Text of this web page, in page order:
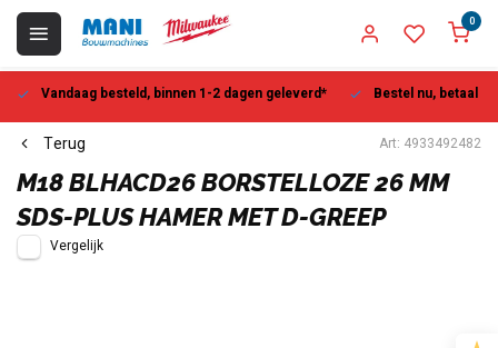
0
Vandaag besteld, binnen 1-2 dagen geleverd* Bestel nu, betaal
Terug Art: 4933492482
M18 BLHACD26 BORSTELLOZE 26 MM
SDS-PLUS HAMER MET D-GREEP
Vergelijk